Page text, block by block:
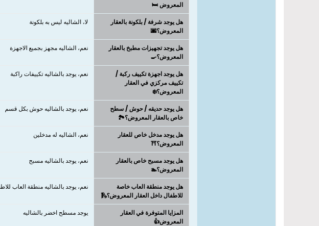
المعروض 🛏️
هل يوجد شرفة / بلكونة بالعقار
المعروض؟🌆
لا، الشاليه ليس به بلكونة
هل يوجد تجهيزات مطبخ بالعقار
المعروض؟🍳
نعم، الشاليه مجهز بجميع الاجهزة
هل يوجد اجهزة تكييف ركبة /
تكييف مركزي في العقار
المعروض؟❄️
نعم، يوجد بالشاليه تكييفات راكبة
هل يوجد حديقه / حوش / سطح
خاص بالعقار المعروض؟🏞️
نعم، يوجد بالشاليه حوش بكل قسم
هل يوجد مدخل خاص للعقار
المعروض؟⛩️
نعم، الشاليه له مدخلين
هل يوجد مسبح خاص بالعقار
المعروض؟🏊
نعم، يوجد بالشاليه مسبح
هل يوجد منطقة العاب خاصة
للاطفال داخل العقار المعروض؟🛝
نعم، يوجد بالشاليه منطقة العاب
المزايا المتوفرة في العقار
المعروض👍
يوجد مسطح اخضر بالشاليه